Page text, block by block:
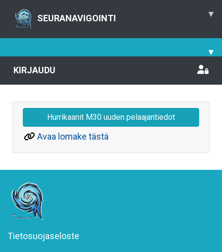
SEURANAVIGOINTI ▾
▾
KIRJAUDU
Hurrikaanit M30 uuden pelaajantiedot
Avaa lomake tästä
Tietosuojaseloste